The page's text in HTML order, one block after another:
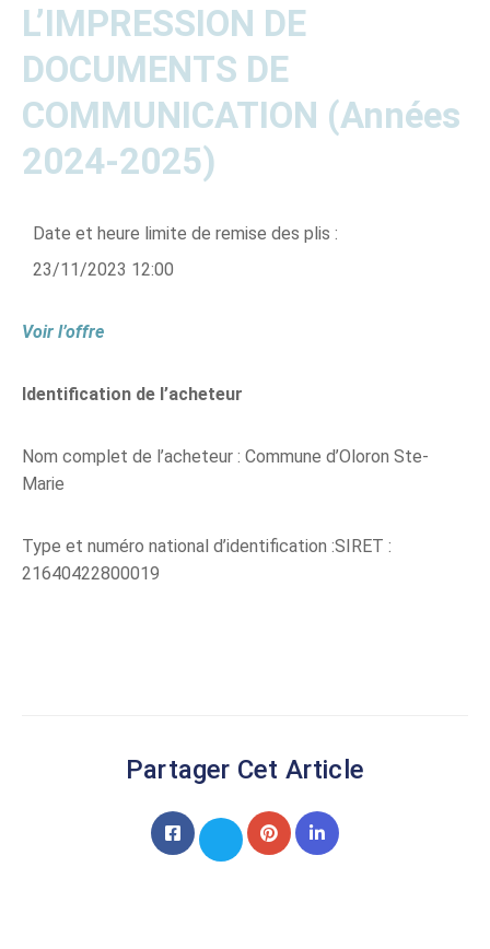
L’IMPRESSION DE
DOCUMENTS DE
COMMUNICATION (Années
2024-2025)
Date et heure limite de remise des plis :
23/11/2023 12:00
Voir l’offre
Identification de l’acheteur
Nom complet de l’acheteur : Commune d’Oloron Ste-
Marie
Type et numéro national d’identification :SIRET :
21640422800019
Partager Cet Article